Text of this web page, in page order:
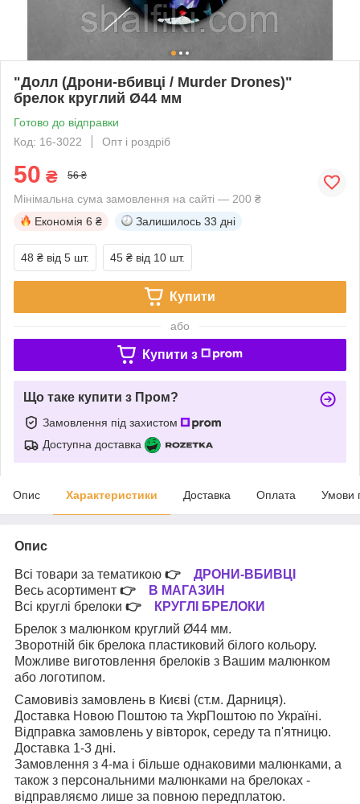
"Долл (Дрони-вбивці / Murder Drones)"
брелок круглий Ø44 мм
Готово до відправки
Код: 16-3022
Опт і роздріб
50 ₴ 56 ₴
Мінімальна сума замовлення на сайті — 200 ₴
Економія 6 ₴ Залишилось 33 дні
48 ₴ від 5 шт. 45 ₴ від 10 шт.
Купити
або
Купити з
Що таке купити з Пром?
Замовлення під захистом
Доступна доставка
Опис Характеристики Доставка Оплата Умови
Опис
Всі товари за тематикою 👉 ДРОНИ-ВБИВЦІ
Весь асортимент 👉
В МАГАЗИН
Всі круглі брелоки 👉
КРУГЛІ БРЕЛОКИ
Брелок з малюнком круглий Ø44 мм.
Зворотній бік брелока пластиковий білого кольору.
Можливе виготовлення брелоків з Вашим малюнком
або логотипом.
Самовивіз замовлень в Києві (ст.м. Дарниця).
Доставка Новою Поштою та УкрПоштою по Україні.
Відправка замовлень у вівторок, середу та п'ятницю.
Доставка 1-3 дні.
Замовлення з 4-ма і більше однаковими малюнками, а
також з персональними малюнками на брелоках -
відправляємо лише за повною передплатою.